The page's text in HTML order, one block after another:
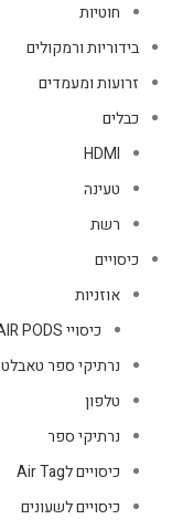
חוטיות
בידוריות ורמקולים
זרועות ומעמדים
כבלים
HDMI
טעינה
רשת
כיסויים
אוזניות
כיסויי AIR PODS
נרתיקי ספר טאבלט
טלפון
נרתיקי ספר
כיסויים לAir Tag
כיסויים לשעונים